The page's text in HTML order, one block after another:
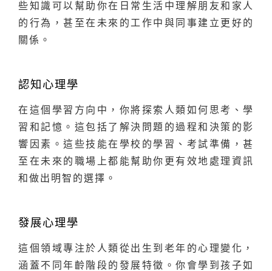
些知識可以幫助你在日常生活中理解朋友和家人
的行為，甚至在未來的工作中與同事建立更好的
關係。
認知心理學
在這個學習方向中，你將探索人類如何思考、學
習和記憶。這包括了解決問題的過程和決策的影
響因素。這些技能在學校的學習、考試準備，甚
至在未來的職場上都能幫助你更有效地處理資訊
和做出明智的選擇。
發展心理學
這個領域專注於人類從出生到老年的心理變化，
涵蓋不同年齡階段的發展特徵。你會學到孩子如